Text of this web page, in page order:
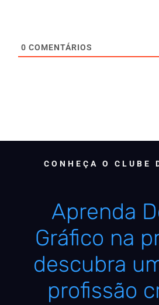
0 COMENTÁRIOS
CONHEÇA O CLUBE
Aprenda
Gráfico na
descubra
profissão